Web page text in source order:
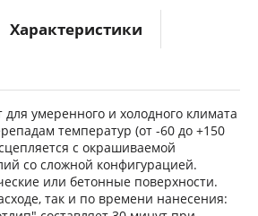
Характеристики
умеренного и холодного климата
температур (от -60 до +150
с окрашиваемой
со сложной конфигурацией.
или бетонные поверхности.
так и по времени нанесения: